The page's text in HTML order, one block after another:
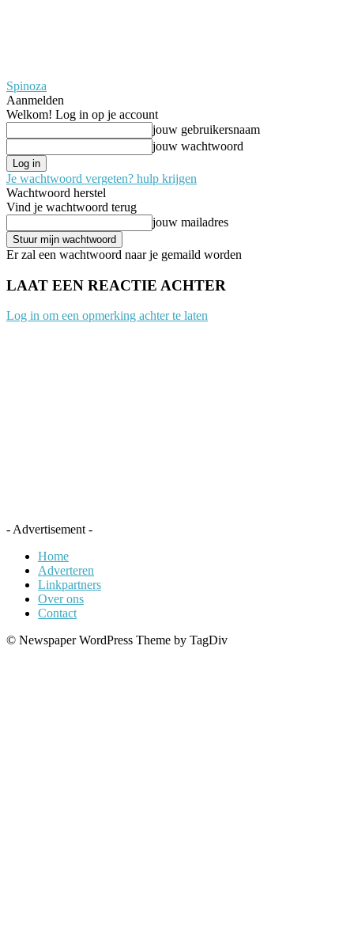
Spinoza
Aanmelden
Welkom! Log in op je account
jouw gebruikersnaam
jouw wachtwoord
Je wachtwoord vergeten? hulp krijgen
Wachtwoord herstel
Vind je wachtwoord terug
jouw mailadres
Er zal een wachtwoord naar je gemaild worden
LAAT EEN REACTIE ACHTER
Log in om een opmerking achter te laten
- Advertisement -
Home
Adverteren
Linkpartners
Over ons
Contact
© Newspaper WordPress Theme by TagDiv